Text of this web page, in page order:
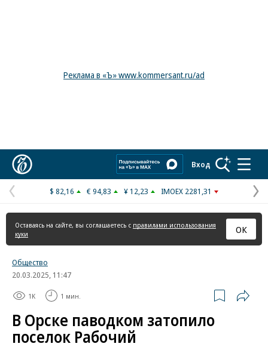
Реклама в «Ъ» www.kommersant.ru/ad
Вход
Предыдущая
страница
$ 82,16 € 94,83 ¥ 12,23 IMOEX 2281,31
Оставаясь на сайте, вы соглашаетесь с правилами использования
куки
ОК
Общество
20.03.2025, 11:47
1K 1 мин.
В Орске паводком затопило
поселок Рабочий